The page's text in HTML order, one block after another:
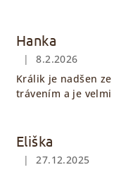
Hanka
Hodnocení
|
8.2.2026
Králik je nadšen
trávením a je
Eliška
Hodnocení
| 27.12.2025